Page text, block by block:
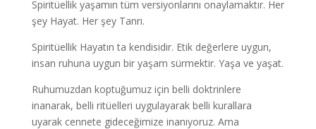
Spiritüellik yaşamın tüm versiyonlarını onaylamaktır. Her
şey Hayat. Her şey Tanrı.
Spiritüellik Hayatın ta kendisidir. Etik değerlere uygun,
insan ruhuna uygun bir yaşam sürmektir. Yaşa ve yaşat.
Ruhumuzdan koptuğumuz için belli doktrinlere
inanarak, belli ritüelleri uygulayarak belli kurallara
uyarak cennete gideceğimize inanıyoruz. Ama